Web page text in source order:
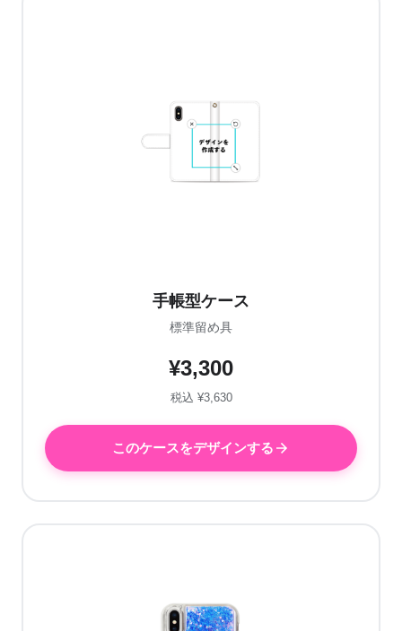
手帳型ケース
標準留め具
¥3,300
税込 ¥3,630
このケースをデザインする